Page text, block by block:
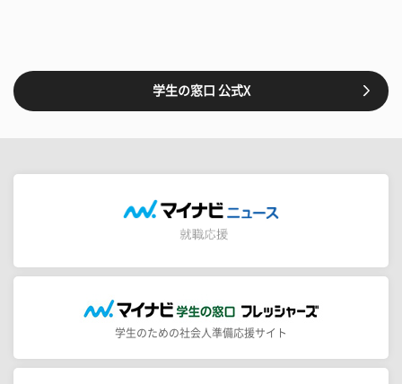
学生の窓口 公式X
学生のための社会人準備応援サイト